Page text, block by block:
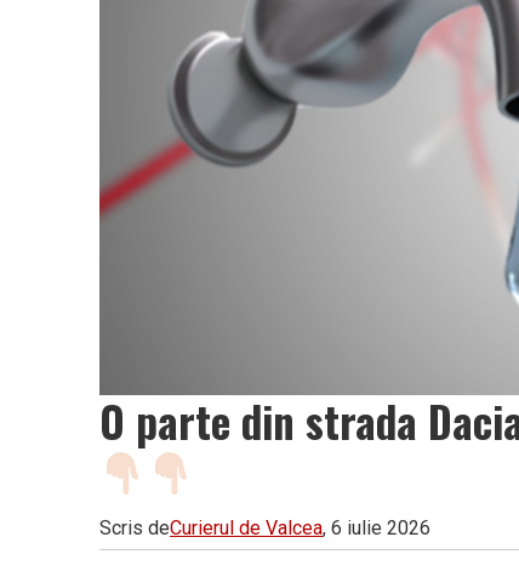
O parte din strada
Scris deCurierul de Valcea, 6 iulie 2026